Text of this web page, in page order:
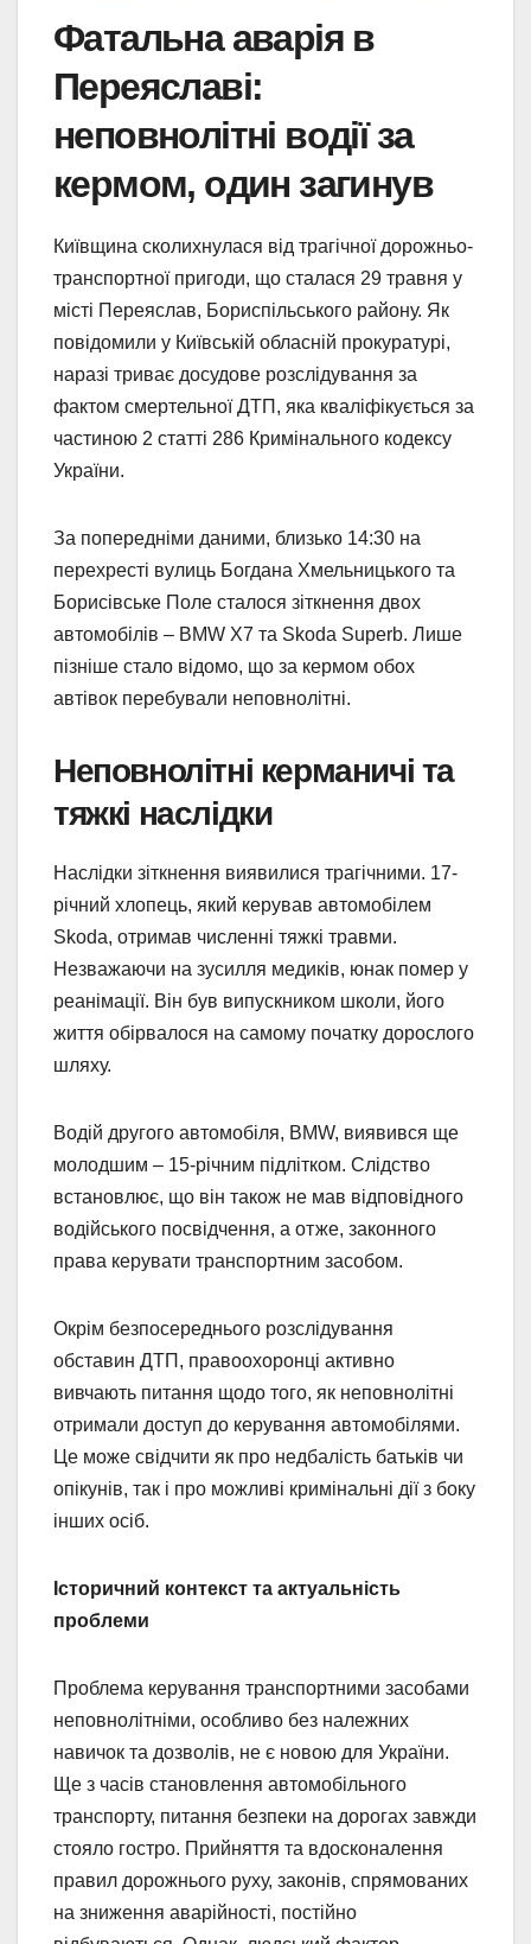
Фатальна аварія в
Переяславі:
неповнолітні водії за
кермом, один загинув
Київщина сколихнулася від трагічної дорожньо-
транспортної пригоди, що сталася 29 травня у
місті Переяслав, Бориспільського району. Як
повідомили у Київській обласній прокуратурі,
наразі триває досудове розслідування за
фактом смертельної ДТП, яка кваліфікується за
частиною 2 статті 286 Кримінального кодексу
України.
За попередніми даними, близько 14:30 на
перехресті вулиць Богдана Хмельницького та
Борисівське Поле сталося зіткнення двох
автомобілів – BMW X7 та Skoda Superb. Лише
пізніше стало відомо, що за кермом обох
автівок перебували неповнолітні.
Неповнолітні керманичі та
тяжкі наслідки
Наслідки зіткнення виявилися трагічними. 17-
річний хлопець, який керував автомобілем
Skoda, отримав численні тяжкі травми.
Незважаючи на зусилля медиків, юнак помер у
реанімації. Він був випускником школи, його
життя обірвалося на самому початку дорослого
шляху.
Водій другого автомобіля, BMW, виявився ще
молодшим – 15-річним підлітком. Слідство
встановлює, що він також не мав відповідного
водійського посвідчення, а отже, законного
права керувати транспортним засобом.
Окрім безпосереднього розслідування
обставин ДТП, правоохоронці активно
вивчають питання щодо того, як неповнолітні
отримали доступ до керування автомобілями.
Це може свідчити як про недбалість батьків чи
опікунів, так і про можливі кримінальні дії з боку
інших осіб.
Історичний контекст та актуальність
проблеми
Проблема керування транспортними засобами
неповнолітніми, особливо без належних
навичок та дозволів, не є новою для України.
Ще з часів становлення автомобільного
транспорту, питання безпеки на дорогах завжди
стояло гостро. Прийняття та вдосконалення
правил дорожнього руху, законів, спрямованих
на зниження аварійності, постійно